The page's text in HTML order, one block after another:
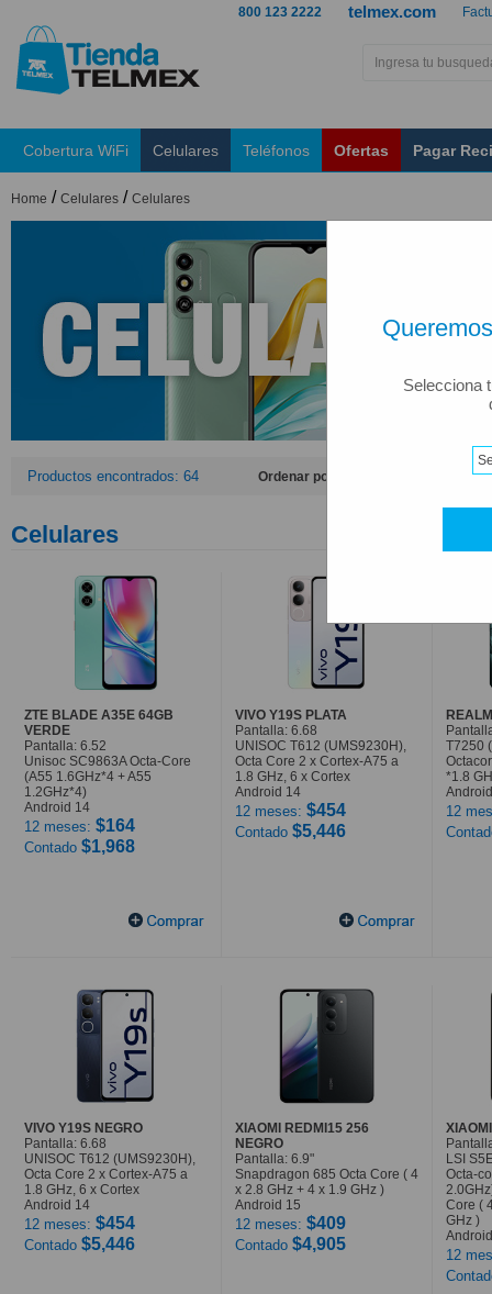
Selecciona
telmex.com
800 123 2222
Cobertura WiFi Celulares Teléfonos Ofertas Pagar
Home / Celulares / Celulares
Productos encontrados: 64 Ordenar por:
Celulares
ZTE BLADE A35E 64GB
VERDE
Pantalla: 6.52
Unisoc SC9863A Octa-Core
(A55 1.6GHz*4 + A55
1.2GHz*4)
Android 14
12 meses: $164
Contado $1,968
VIVO Y19S PLATA
Pantalla: 6.68
UNISOC T612 (UMS9230H),
Octa Core 2 x Cortex-A75 a
1.8 GHz, 6 x Cortex
Android 14
12 meses: $454
Contado $5,446
T7250
*1.8
12
VIVO Y19S NEGRO
Pantalla: 6.68
UNISOC T612 (UMS9230H),
Octa Core 2 x Cortex-A75 a
1.8 GHz, 6 x Cortex
Android 14
12 meses: $454
Contado $5,446
XIAOMI REDMI15 256
NEGRO
Pantalla: 6.9"
Snapdragon 685 Octa Core ( 4
x 2.8 GHz + 4 x 1.9 GHz )
Android 15
12 meses: $409
Contado $4,905
LSI
Octa-
Core (
GHz )
12